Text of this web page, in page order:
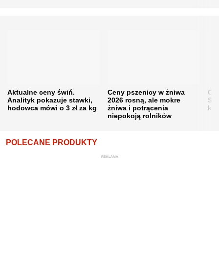
Aktualne ceny świń.
Analityk pokazuje stawki,
hodowca mówi o 3 zł za kg
Ceny pszenicy w żniwa
2026 rosną, ale mokre
żniwa i potrącenia
niepokoją rolników
POLECANE PRODUKTY
REKLAMA